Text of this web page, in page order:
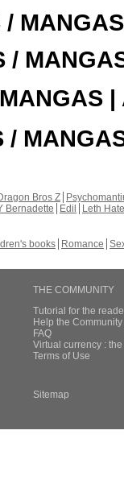
/
/
|
/
Bros Z
Bernadette Edil
Leth Hate
books Romance
THE COMMUNITY
Tutorial for the
Help the
FAQ
Virtual currency :
Terms of Use
Sitemap